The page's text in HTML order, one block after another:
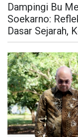
Dampingi Bu
Soekarno:
Dasar Sejarah,